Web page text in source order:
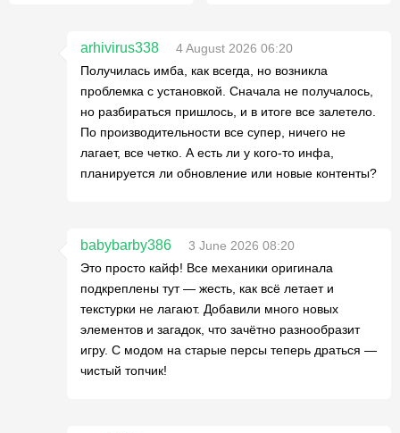
arhivirus338
4 August 2026 06:20
Получилась имба, как всегда, но возникла
проблемка с установкой. Сначала не получалось,
но разбираться пришлось, и в итоге все залетело.
По производительности все супер, ничего не
лагает, все четко. А есть ли у кого-то инфа,
планируется ли обновление или новые контенты?
babybarby386
3 June 2026 08:20
Это просто кайф! Все механики оригинала
подкреплены тут — жесть, как всё летает и
текстурки не лагают. Добавили много новых
элементов и загадок, что зачётно разнообразит
игру. С модом на старые персы теперь драться —
чистый топчик!